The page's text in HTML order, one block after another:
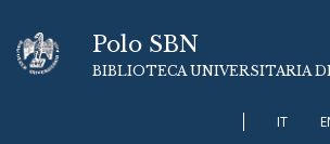
Polo SBN
BIBLIOTECA UNIVERSITARIA
IT